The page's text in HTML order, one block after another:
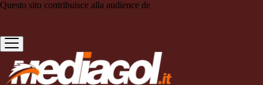
Questo sito contribuisce alla audience de